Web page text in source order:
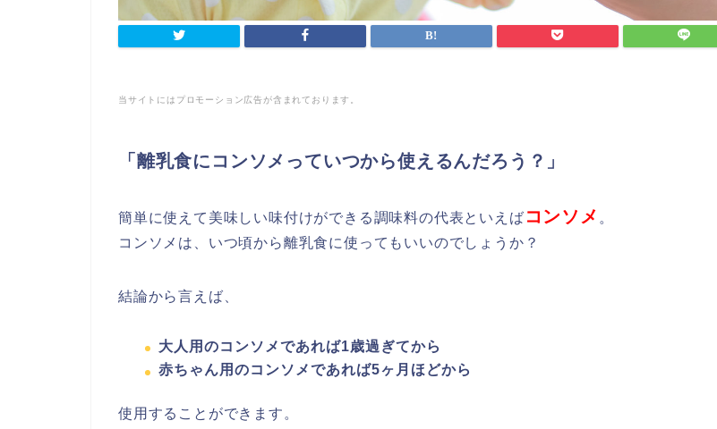
当サイトにはプロモーション広告が含まれております。
「離乳食にコンソメっていつから使えるんだろう？」
簡単に使えて美味しい味付けができる調味料の代表といえば コンソメ 。
コンソメは、いつ頃から離乳食に使ってもいいのでしょうか？
結論から言えば、
大人用のコンソメであれば1歳過ぎてから
赤ちゃん用のコンソメであれば5ヶ月ほどから
使用することができます。